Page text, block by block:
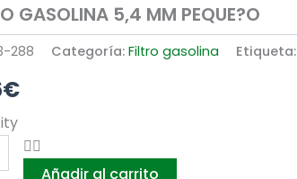
GASOLINA 5,4 MM PEQUE?O
288 Categoría: Filtro gasolina Etiqueta:
€
Añadir al carrito